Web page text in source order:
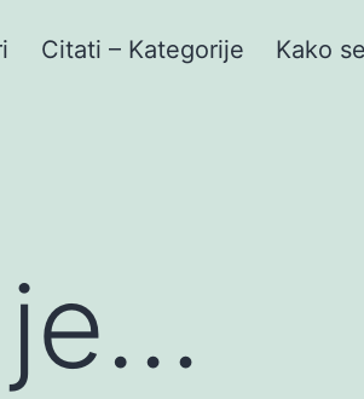
Citati – Kategorije Kako